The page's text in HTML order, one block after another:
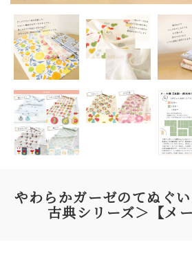
やわらかガーゼのてぬぐ
古典シリーズ＞【メ